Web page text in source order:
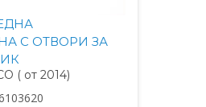
С ОТВОРИ ЗА
( от 2014)